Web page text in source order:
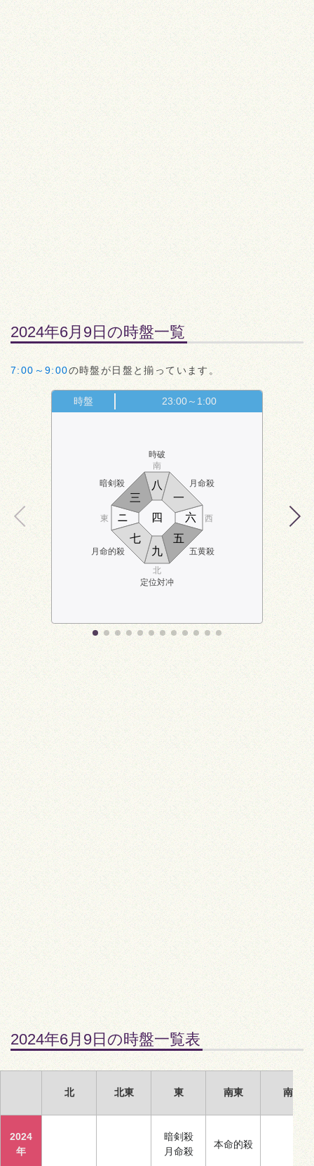
2024年6月9日の時盤一覧
7:00～9:00の時盤が日盤と揃っています。
時盤 23:00～1:00
暗剣殺
時破
月命殺
月命的殺
定位対冲
五黄殺
南
北
東 西
九
一
ニ
三
四
五
六
七
八
2024年6月9日の時盤一覧表
北 北東 東 南東 南
2024
年
暗剣殺
月命殺
本命的殺